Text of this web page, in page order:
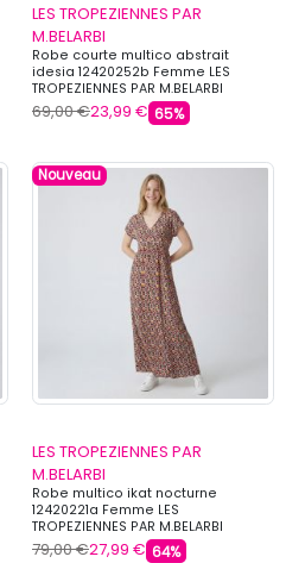
LES TROPEZIENNES PAR
M.BELARBI
Robe courte multico abstrait
idesia 12420252b Femme LES
TROPEZIENNES PAR M.BELARBI
69,00 €23,99 € 65%
Nouveau
LES TROPEZIENNES PAR
M.BELARBI
Robe multico ikat nocturne
12420221a Femme LES
TROPEZIENNES PAR M.BELARBI
79,00 €27,99 € 64%